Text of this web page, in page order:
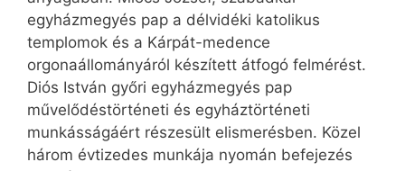
egyházmegyés pap a délvidéki katolikus
templomok és a Kárpát-medence
orgonaállományáról készített átfogó felmérést.
Diós István győri egyházmegyés pap
művelődéstörténeti és egyháztörténeti
munkásságáért részesült elismerésben. Közel
három évtizedes munkája nyomán befejezés